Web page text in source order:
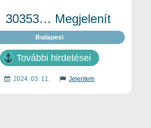
30353… Megjelenít
Budapest
További hirdetései
2024. 03. 11. Jelentem